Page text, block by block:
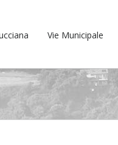
Vie Municipale